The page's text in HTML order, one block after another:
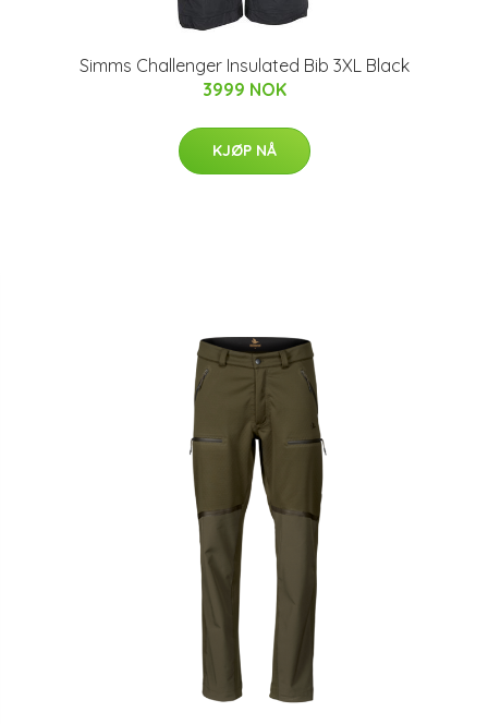
Simms Challenger Insulated Bib 3XL Black
3999 NOK
KJØP NÅ